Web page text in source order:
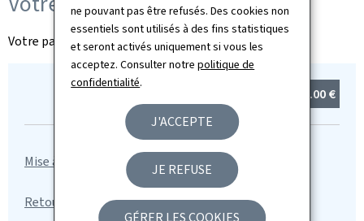
ne pouvant pas être refusés. Des cookies non
essentiels sont utilisés à des fins statistiques
et seront activés uniquement si vous les
acceptez. Consulter notrepolitique de
confidentialité.
J'ACCEPTE
JE REFUSE
GÉRER LES COOKIES
Votre panier est vide
0.00 €